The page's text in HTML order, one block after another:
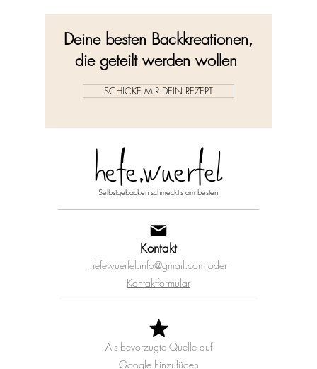
Deine besten Backkreationen,
die geteilt werden wollen
SCHICKE MIR DEIN REZEPT
hefe.wuerfel
Selbstgebacken schmeckt's am besten
Kontakt
hefewuerfel.info@gmail.com oder
Kontaktformular
Als bevorzugte Quelle auf
Googlehinzufügen